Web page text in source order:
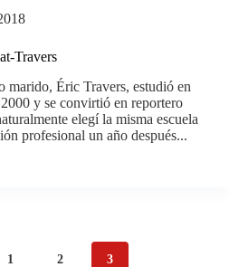
Travers
marido, Éric Travers, estudió en
2000 y se convirtió en reportero
elegí la misma escuela
profesional un año después...
1 2 3